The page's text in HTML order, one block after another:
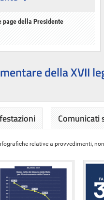
page della Presidente
della XVII
Comunicati
relative a provvedimenti,